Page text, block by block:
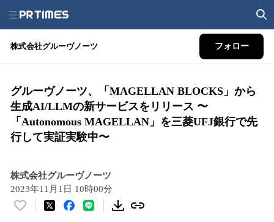
株式会社グルーヴノーツ フォロー
グルーヴノーツ、「MAGELLAN BLOCKS」から
生成AI/LLMの新サービスをリリース 〜
「Autonomous MAGELLAN」を三菱UFJ銀行で先
行して実証実験中〜
株式会社グルーヴノーツ
2023年11月1日 10時00分
い